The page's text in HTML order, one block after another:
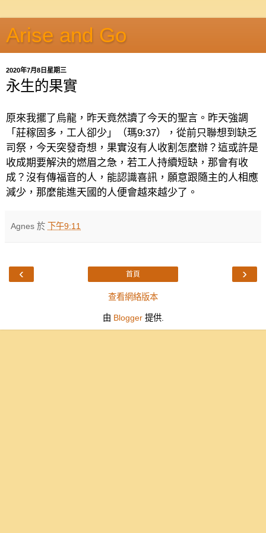
Arise and Go
2020年7月8日星期三
永生的果實
原來我擺了烏龍，昨天竟然讀了今天的聖言。昨天強調
「莊稼固多，工人卻少」（瑪9:37），從前只聯想到缺乏
司祭，今天突發奇想，果實沒有人收割怎麼辦？這或許是
收成期要解決的燃眉之急 ，若工人持續短缺，那會有收
成？沒有傳福音的人，能認識喜訊，願意跟隨主的人相應
減少，那麼能進天國的人便會越來越少了。
Agnes 於 下午9:11
‹ ›
首頁
查看網絡版本
由 Blogger提供.